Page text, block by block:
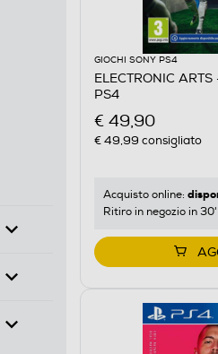
ELECTRONIC ARTS
GIOCHI SONY PS4
ELECTRONIC
PS4
€ 49,90
€ 49,99 consigliato
Acquisto online:
Ritiro in negozio in